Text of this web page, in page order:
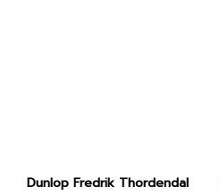
Dunlop Fredrik Thordendal